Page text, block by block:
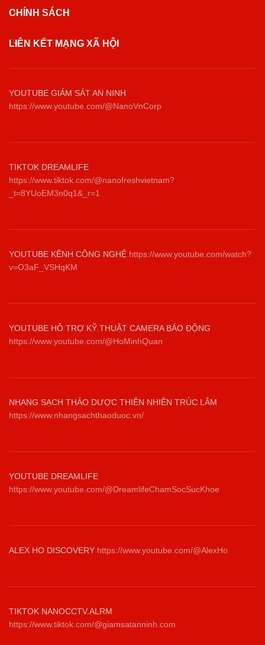
CHÍNH SÁCH
LIÊN KẾT MẠNG XÃ HỘI
YOUTUBE GIÁM SÁT AN NINH
https://www.youtube.com/@NanoVnCorp
TIKTOK DREAMLIFE
https://www.tiktok.com/@nanofreshvietnam?
_t=8YUoEM3n0q1&_r=1
YOUTUBE KÊNH CÔNG NGHỆ https://www.youtube.com/watch?
v=O3aF_VSHqKM
YOUTUBE HỖ TRỢ KỸ THUẬT CAMERA BÁO ĐỘNG
https://www.youtube.com/@HoMinhQuan
NHANG SẠCH THẢO DƯỢC THIÊN NHIÊN TRÚC LÂM
https://www.nhangsachthaoduoc.vn/
YOUTUBE DREAMLIFE
https://www.youtube.com/@DreamlifeChamSocSucKhoe
ALEX HO DISCOVERY https://www.youtube.com/@AlexHo
TIKTOK NANOCCTV.ALRM
https://www.tiktok.com/@giamsatanninh.com